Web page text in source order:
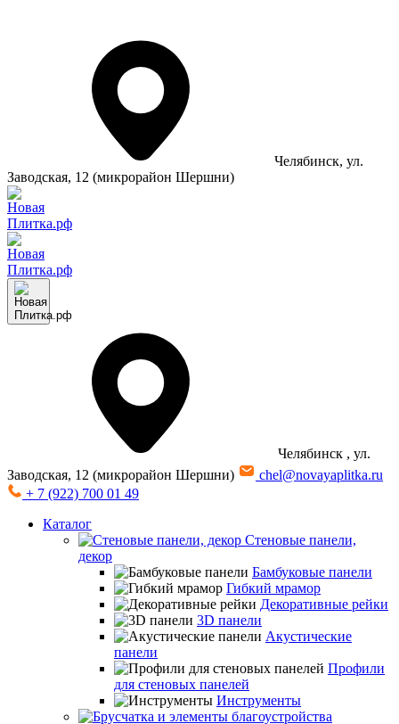
Челябинск, ул.
Заводская, 12 (микрорайон Шершни)
Челябинск , ул.
Заводская, 12 (микрорайон Шершни)
chel@novayaplitka.ru
+ 7 (922) 700 01 49
Каталог
Стеновые панели,
декор
Бамбуковые панели
Гибкий мрамор
Декоративные рейки
3D панели
Акустические
панели
Профили
для стеновых панелей
Инструменты